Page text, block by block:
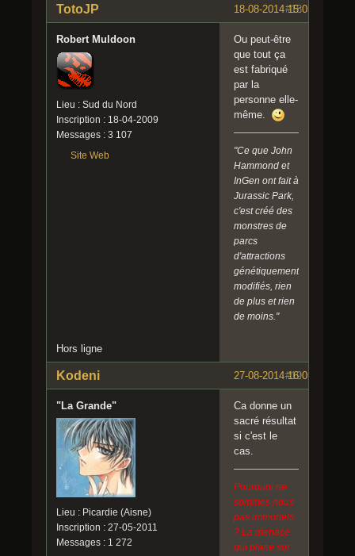
#18
18-08-2014 15:05:41
TotoJP
Robert Muldoon
Lieu : Sud du Nord
Inscription : 18-04-2009
Messages : 3 107
Site Web
Ou peut-être
que tout ça
est fabriqué
par la
personne elle-
même.
"Ce que John
Hammond et
InGen ont fait à
Jurassic Park,
c'est créé des
monstres de
parcs
d'attractions
génétiquement
modifiés, rien
de plus et rien
de moins."
Hors ligne
#19
27-08-2014 16:05:38
Kodeni
"La Grande"
Lieu : Picardie (Aisne)
Inscription : 27-05-2011
Messages : 1 272
Ca donne un
sacré résultat
si c'est le
cas.
Pourquoi ne
sommes nous
pas immortels
? La menace
qui plane sur